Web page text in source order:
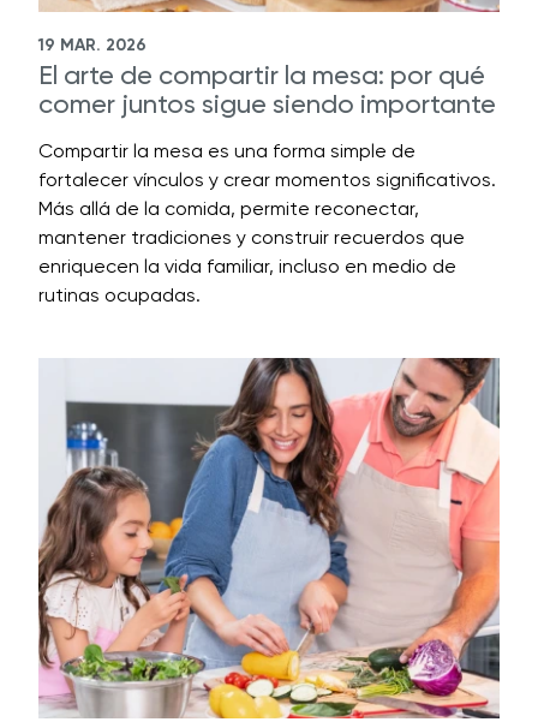
19 MAR. 2026
El arte de compartir la mesa: por qué
comer juntos sigue siendo importante
Compartir la mesa es una forma simple de
fortalecer vínculos y crear momentos significativos.
Más allá de la comida, permite reconectar,
mantener tradiciones y construir recuerdos que
enriquecen la vida familiar, incluso en medio de
rutinas ocupadas.